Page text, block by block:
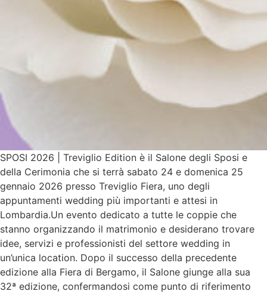
SPOSI 2026 | Treviglio Edition è il Salone degli Sposi e
della Cerimonia che si terrà sabato 24 e domenica 25
gennaio 2026 presso Treviglio Fiera, uno degli
appuntamenti wedding più importanti e attesi in
Lombardia.Un evento dedicato a tutte le coppie che
stanno organizzando il matrimonio e desiderano trovare
idee, servizi e professionisti del settore wedding in
un’unica location. Dopo il successo della precedente
edizione alla Fiera di Bergamo, il Salone giunge alla sua
32ª edizione, confermandosi come punto di riferimento